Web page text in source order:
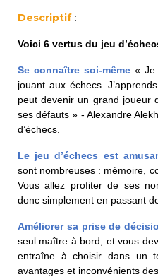
Activités périscolaires
cesame@apeee-bxl1-
BE30 3100 2003 2711
Cantine
Descriptif :
Voici 6 vertus du jeu
Se connaître soi-même « Je
jouant aux échecs.
peut devenir un grand joueur
ses défauts » - Alexandre
d’échecs.
Le jeu d’échecs est
sont nombreuses : mémoire,
Vous allez profiter de ses
donc simplement en passant
Améliorer sa prise de
seul maître à bord, et vous
entraîne à choisir dans un
avantages et inconvénients